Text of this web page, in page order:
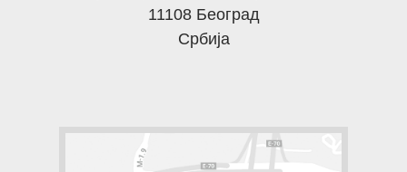
11108 Београд
Србија